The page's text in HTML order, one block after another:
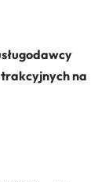
na